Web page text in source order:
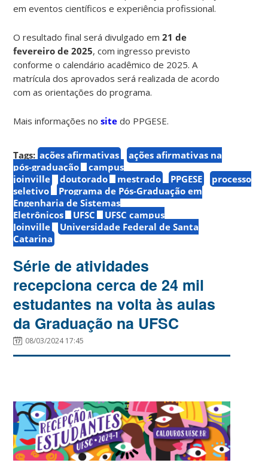
em eventos científicos e experiência profissional.
O resultado final será divulgado em21 de
fevereiro de 2025, com ingresso previsto
conforme o calendário acadêmico de 2025. A
matrícula dos aprovados será realizada de acordo
com as orientações do programa.
Mais informações nosite do PPGESE.
Tags: ações afirmativas
ações afirmativas na
pós-graduação
campus
joinville
doutorado mestrado PPGESE
processo
seletivo
Programa de Pós-Graduação em
Engenharia de Sistemas
Eletrônicos
UFSC
UFSC campus
Joinville
Universidade Federal de Santa
Catarina
Série de atividades
recepciona cerca de 24 mil
estudantes na volta às aulas
da Graduação na UFSC
08/03/2024 17:45